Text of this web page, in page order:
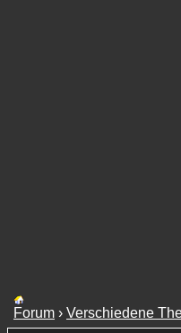
Forum › Verschiedene